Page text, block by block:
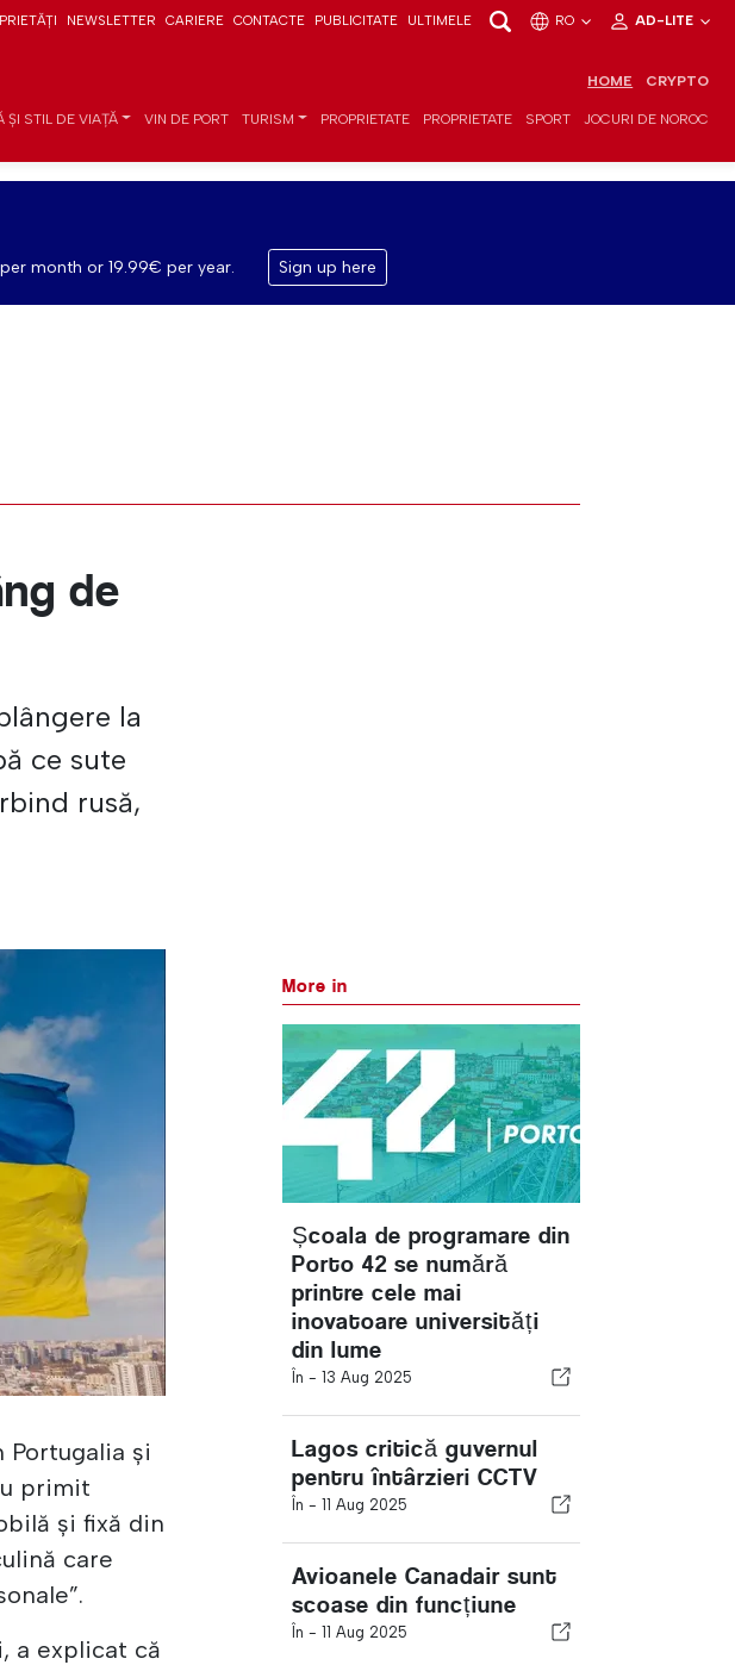
NEWSLETTER CARIERE CONTACTE PUBLICITATE ULTIMELE RO AD-LITE
HOME CRYPTO
ȘI STIL DE VIAȚĂ VIN DE PORT TURISM PROPRIETATE PROPRIETATE SPORT JOCURI DE NOROC
month or 19.99€ per year. Sign up here
de
la
ce sute
rusă,
Portugalia și
primit
și fixă din
care
a explicat că
More in
Școala de programare din
Porto 42 se numără
printre cele mai
inovatoare universități
din lume
În - 13 Aug 2025
Lagos critică guvernul
pentru întârzieri CCTV
În - 11 Aug 2025
Avioanele Canadair sunt
scoase din funcțiune
În - 11 Aug 2025